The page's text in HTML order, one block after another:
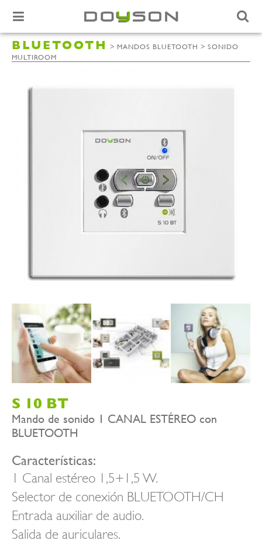
BLUETOOTH > MANDOS BLUETOOTH > SONIDO
MULTIROOM
S 10 BT
Mando de sonido 1 CANAL ESTÉREO con
BLUETOOTH
Características:
1 Canal estéreo 1,5+1,5 W.
Selector de conexión BLUETOOTH/CH
Entrada auxiliar de audio.
Salida de auriculares.